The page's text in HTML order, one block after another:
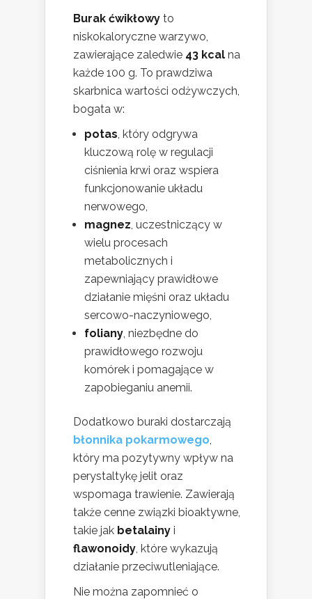
Burak ćwikłowy to
niskokaloryczne warzywo,
zawierające zaledwie 43 kcal na
każde 100 g. To prawdziwa
skarbnica wartości odżywczych,
bogata w:
potas, który odgrywa
kluczową rolę w regulacji
ciśnienia krwi oraz wspiera
funkcjonowanie układu
nerwowego,
magnez, uczestniczący w
wielu procesach
metabolicznych i
zapewniający prawidłowe
działanie mięśni oraz układu
sercowo-naczyniowego,
foliany, niezbędne do
prawidłowego rozwoju
komórek i pomagające w
zapobieganiu anemii.
Dodatkowo buraki dostarczają
błonnika pokarmowego,
który ma pozytywny wpływ na
perystaltykę jelit oraz
wspomaga trawienie. Zawierają
także cenne związki bioaktywne,
takie jak betalainy i
flawonoidy, które wykazują
działanie przeciwutleniające.
Nie można zapomnieć o